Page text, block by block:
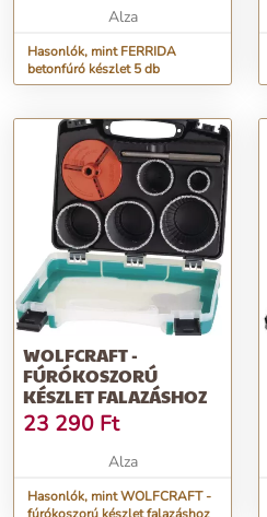
Alza
Hasonlók, mint FERRIDA
betonfúró készlet 5 db
WOLFCRAFT -
FÚRÓKOSZORÚ
KÉSZLET FALAZÁSHOZ
23 290 Ft
Alza
Hasonlók, mint WOLFCRAFT -